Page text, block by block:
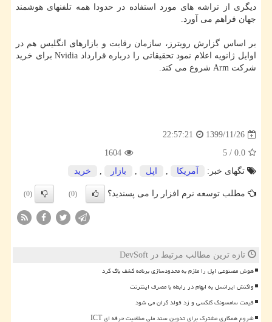
دیگری از تراشه های مورد استفاده در حدودا همه تلفنهای هوشمند
جهان فراهم می آورد.
بر اساس گزارش رویترز، سازمان رقابت و بازارهای انگلیس هم در
اوایل ژانویه اعلام نمود تحقیقاتی را درباره قرارداد Nvidia برای خرید
شرکت Arm شروع می کند.
1399/11/26
22:57:21
0.0
/
5
1604
تگهای خبر:
آمریكا , اپل , بازار , خرید
مطلب توسعه نرم افزار را می پسندید؟ (0)
(0)
تازه ترین مطالب مرتبط در DevSoft
هوش مصنوعی اپل را ملزم به محدودسازی برنامه کشف باگ کرد
واکنش ایرانسل به ابهام در رابطه با مصرف اینترنت
قیمت سامسونگ گلکسی و زد فولد گران می شود
شروع همکاری مشترک برای تدوین سند ملی صلاحیت حرفه ای ICT